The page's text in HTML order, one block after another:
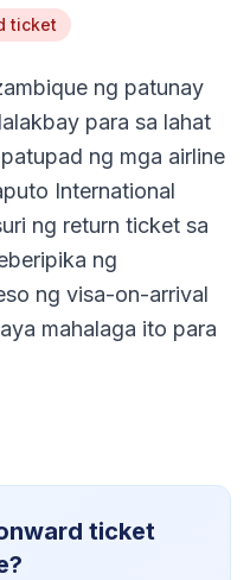
ticket
ng patunay
para sa lahat
ng mga airline
International
ng return ticket sa
ng
ng visa-on-arrival
mahalaga ito para
ticket